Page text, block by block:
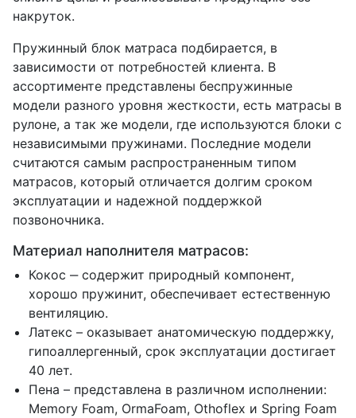
накруток.
Пружинный блок матраса подбирается, в
зависимости от потребностей клиента. В
ассортименте представлены беспружинные
модели разного уровня жесткости, есть матрасы в
рулоне, а так же модели, где используются блоки с
независимыми пружинами. Последние модели
считаются самым распространенным типом
матрасов, который отличается долгим сроком
эксплуатации и надежной поддержкой
позвоночника.
Материал наполнителя матрасов:
Кокос ‒ содержит природный компонент,
хорошо пружинит, обеспечивает естественную
вентиляцию.
Латекс – оказывает анатомическую поддержку,
гипоаллергенный, срок эксплуатации достигает
40 лет.
Пена – представлена в различном исполнении:
Memory Foam, OrmaFoam, Othoflex и Spring Foam